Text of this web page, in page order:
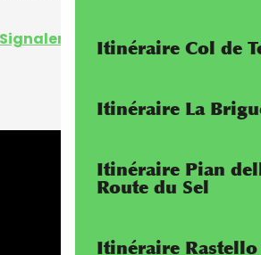
Itinéraire Col de
Itinéraire La
Itinéraire Pian
Route du Sel
Itinéraire
Signaler une erreur